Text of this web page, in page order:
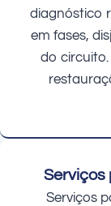
diagnóstico
em fases,
do
Serviços
Serviços